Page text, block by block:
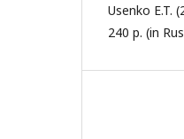
Usenko E.T.
240 p. (in